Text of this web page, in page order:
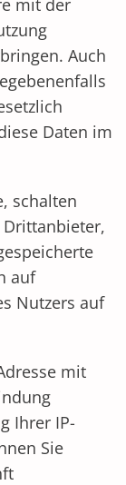
mit der
Auch
Daten im
schalten
auf
Nutzers auf
mit
Ihrer IP-
Sie